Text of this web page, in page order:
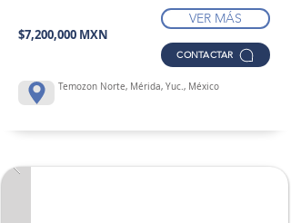
$7,200,000 MXN
VER MÁS
CONTACTAR
Temozon Norte, Mérida, Yuc., México